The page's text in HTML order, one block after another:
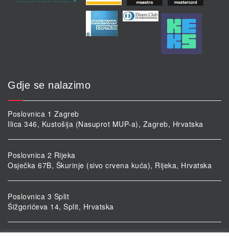
Gdje se nalazimo
Poslovnica 1 Zagreb
Ilica 346, Kustošija (Nasuprot MUP-a), Zagreb, Hrvatska
Poslovnica 2 Rijeka
Osječka 67B, Škurinje (sivo crvena kuća), Rijeka, Hrvatska
Poslovnica 3 Split
Šižgorićeva 14, Split, Hrvatska